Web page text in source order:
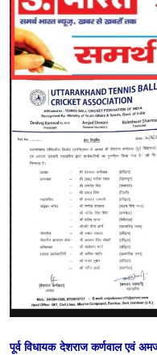
पूर्व विधायक देशराज कर्णवाल एवं